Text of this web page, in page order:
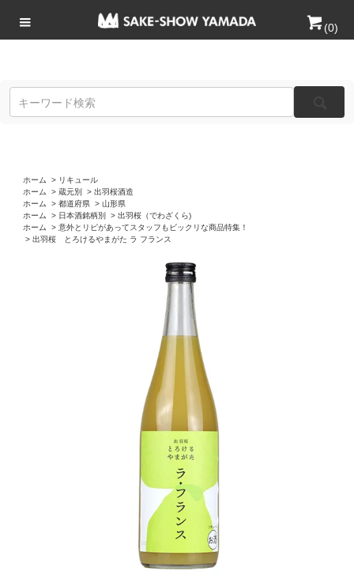
(0)
ホーム > リキュール
ホーム
> 蔵元別 > 出羽桜酒造
ホーム
> 都道府県 > 山形県
ホーム
> 日本酒銘柄別 > 出羽桜（でわざくら)
ホーム
> 意外とリピがあってスタッフもビックリな商品特集！
> 出羽桜 とろけるやまがた ラ フランス